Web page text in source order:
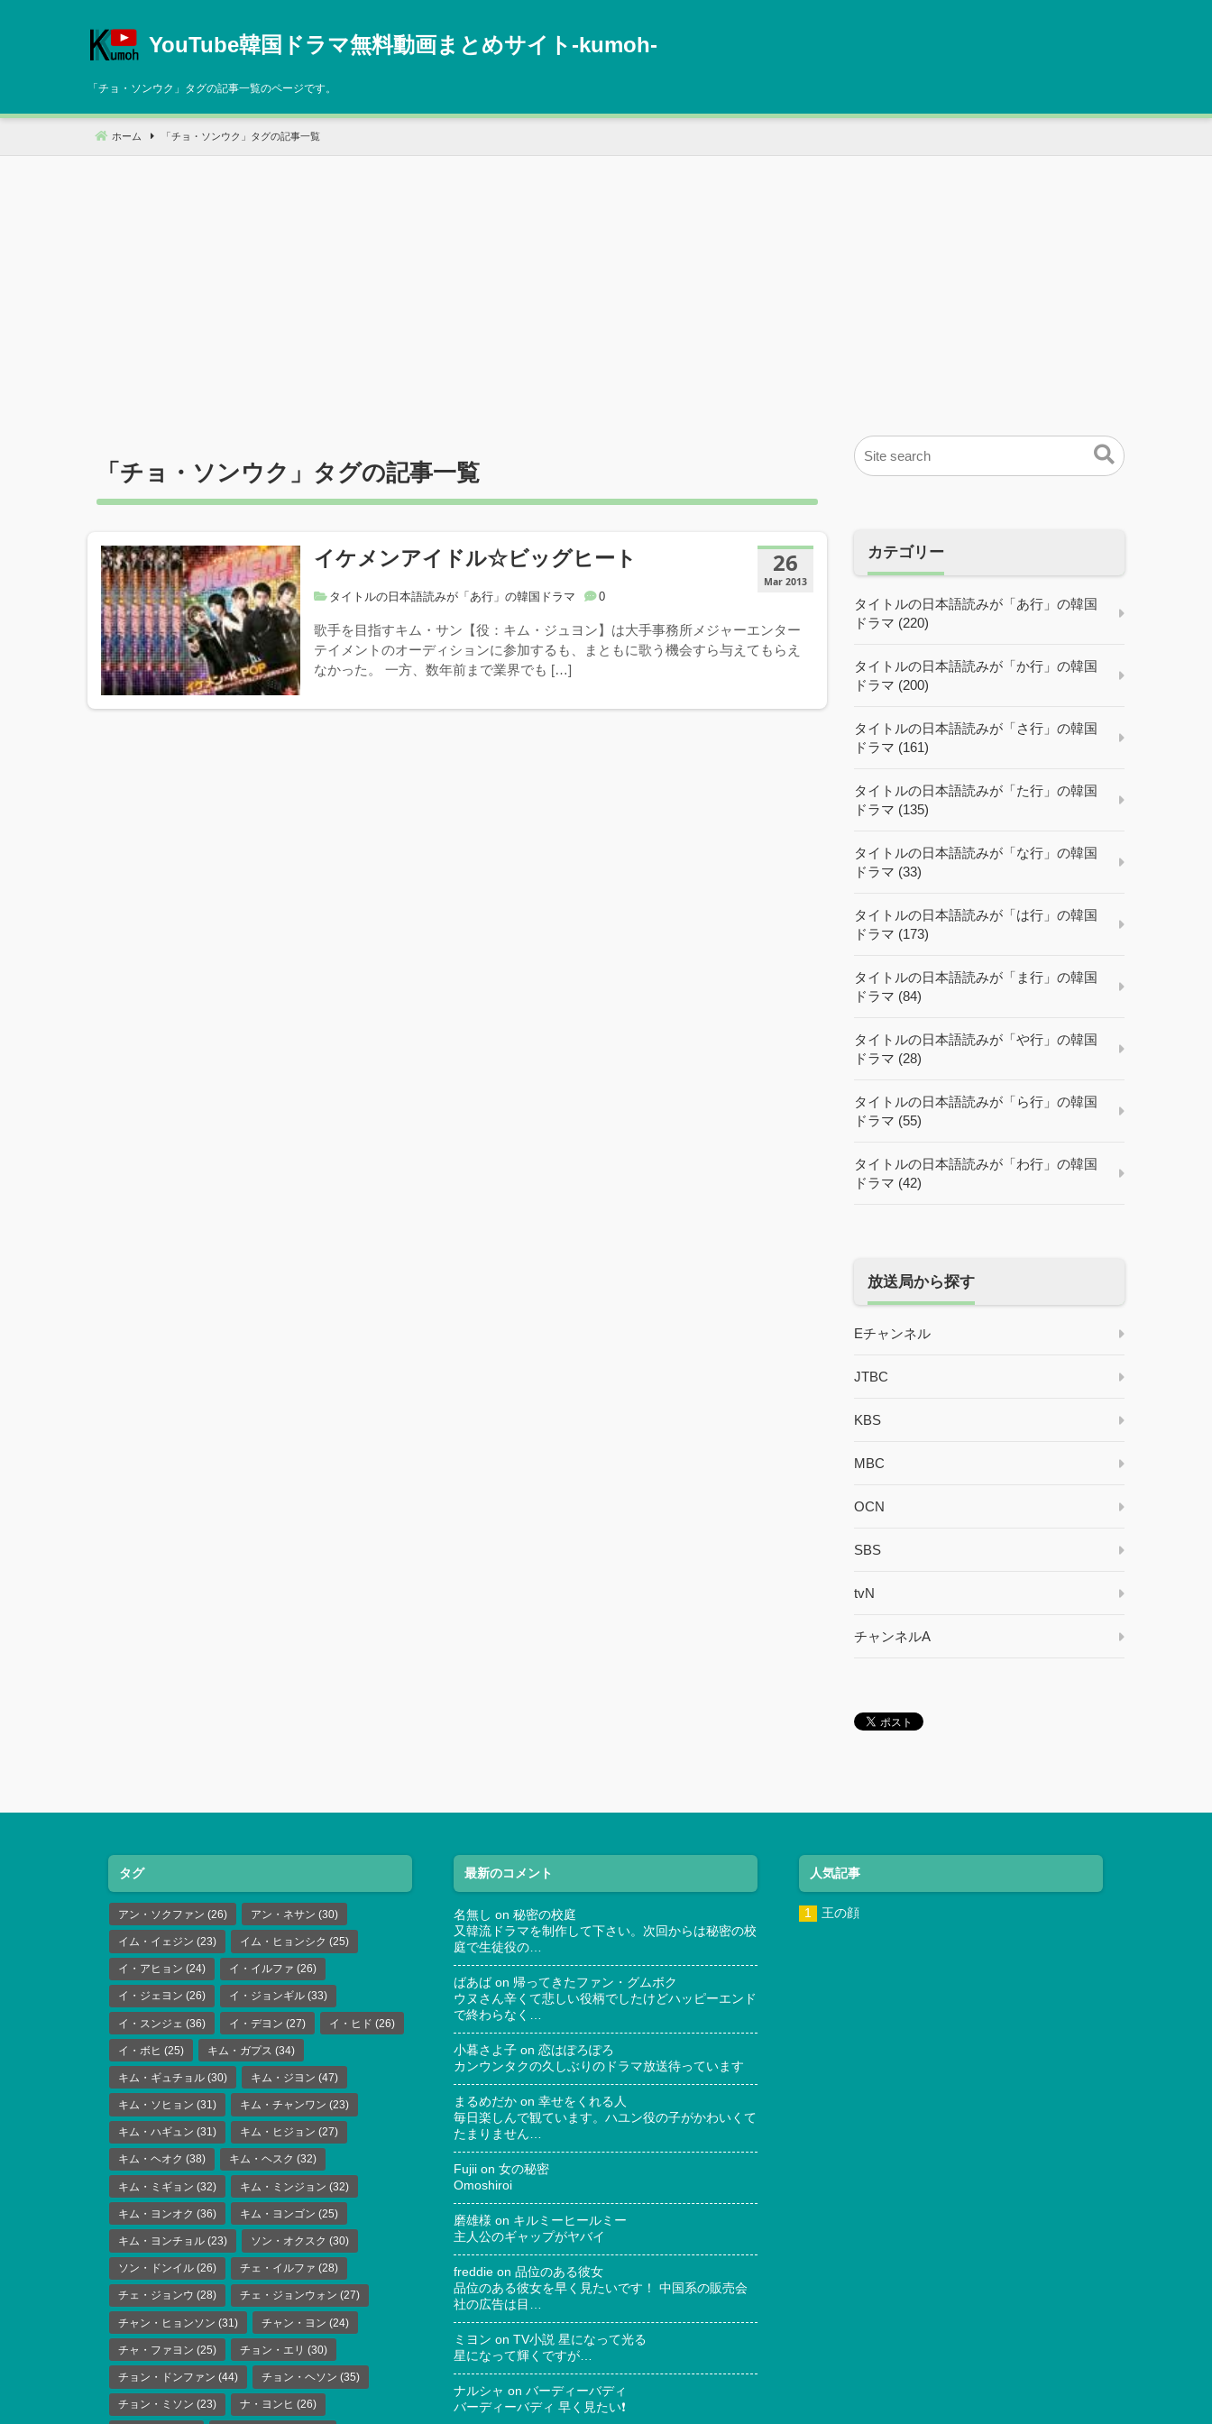
へ
動
YouTube韓国ドラマ無料動画まとめサイト‐kumoh‐
「 チョ・ソンウク 」タグの記事一覧のページです。
ホーム 「 チョ・ソンウク 」タグの記事一覧
「 チョ・ソンウク 」タグの記事一覧
26
Mar 2013
イケメンアイドル☆ビッグヒート
タイトルの日本語読みが「あ行」の韓国ドラマ 0
歌手を目指すキム・サン【役：キム・ジュヨン】は大手事務所メジャーエンター
テイメントのオーディションに参加するも、まともに歌う機会すら与えてもらえ
なかった。 一方、数年前まで業界でも […]
カテゴリー
タイトルの日本語読みが「あ行」の韓国
ドラマ (220)
タイトルの日本語読みが「か行」の韓国
ドラマ (200)
タイトルの日本語読みが「さ行」の韓国
ドラマ (161)
タイトルの日本語読みが「た行」の韓国
ドラマ (135)
タイトルの日本語読みが「な行」の韓国
ドラマ (33)
タイトルの日本語読みが「は行」の韓国
ドラマ (173)
タイトルの日本語読みが「ま行」の韓国
ドラマ (84)
タイトルの日本語読みが「や行」の韓国
ドラマ (28)
タイトルの日本語読みが「ら行」の韓国
ドラマ (55)
タイトルの日本語読みが「わ行」の韓国
ドラマ (42)
放送局から探す
Eチャンネル
JTBC
KBS
MBC
OCN
SBS
tvN
チャンネルA
タグ
アン・ソクファン (26) アン・ネサン (30)
イム・イェジン (23) イム・ヒョンシク (25)
イ・アヒョン (24) イ・イルファ (26)
イ・ジェヨン (26) イ・ジョンギル (33)
イ・スンジェ (36) イ・デヨン (27) イ・ヒド (26)
イ・ボヒ (25) キム・ガプス (34)
キム・ギュチョル (30) キム・ジヨン (47)
キム・ソヒョン (31) キム・チャンワン (23)
キム・ハギュン (31) キム・ヒジョン (27)
キム・ヘオク (38) キム・ヘスク (32)
キム・ミギョン (32) キム・ミンジョン (32)
キム・ヨンオク (36) キム・ヨンゴン (25)
キム・ヨンチョル (23) ソン・オクスク (30)
ソン・ドンイル (26) チェ・イルファ (28)
チェ・ジョンウ (28) チェ・ジョンウォン (27)
チャン・ヒョンソン (31) チャン・ヨン (24)
チャ・ファヨン (25) チョン・エリ (30)
チョン・ドンファン (44) チョン・ヘソン (35)
チョン・ミソン (23) ナ・ヨンヒ (26)
最新のコメント
名無し on 秘密の校庭
又韓流ドラマを制作して下さい。次回からは秘密の校
庭で生徒役の…
ばあば on 帰ってきたファン・グムボク
ウヌさん辛くて悲しい役柄でしたけどハッピーエンド
で終わらなく…
小暮さよ子 on 恋はぽろぽろ
カンウンタクの久しぶりのドラマ放送待っています
まるめだか on 幸せをくれる人
毎日楽しんで観ています。ハユン役の子がかわいくて
たまりません…
Fujii on 女の秘密
Omoshiroi
磨雄様 on キルミーヒールミー
主人公のギャップがヤバイ
freddie on 品位のある彼女
品位のある彼女を早く見たいです！ 中国系の販売会
社の広告は目…
ミヨン on TV小説 星になって光る
星になって輝くですが…
ナルシャ on バーディーバディ
バーディーバディ 早く見たい❗
人気記事
王の顔